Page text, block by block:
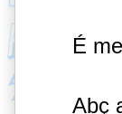
É
Abç